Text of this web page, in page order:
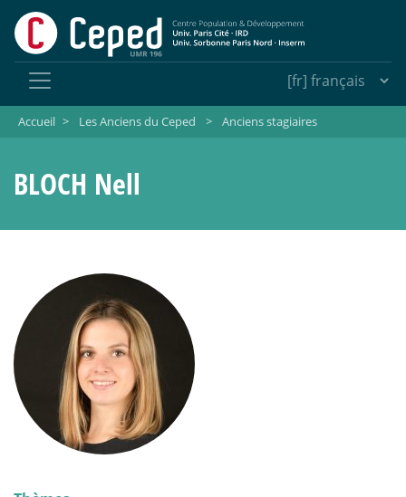
Accueil > Les Anciens du Ceped > Anciens stagiaires
BLOCH Nell